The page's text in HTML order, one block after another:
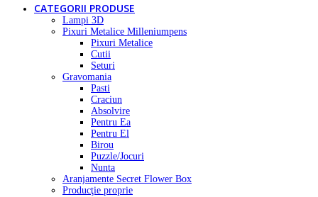
CATEGORII PRODUSE
Lampi 3D
Pixuri Metalice Milleniumpens
Pixuri Metalice
Cutii
Seturi
Gravomania
Pasti
Craciun
Absolvire
Pentru Ea
Pentru El
Birou
Puzzle/Jocuri
Nunta
Aranjamente Secret Flower Box
Producţie proprie